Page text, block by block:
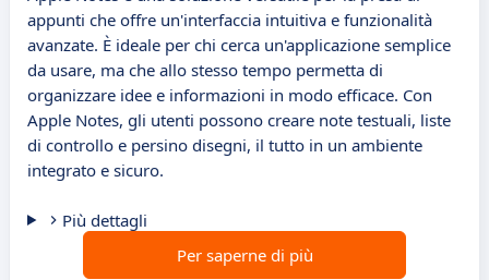
appunti che offre un'interfaccia intuitiva e funzionalità
avanzate. È ideale per chi cerca un'applicazione semplice
da usare, ma che allo stesso tempo permetta di
organizzare idee e informazioni in modo efficace. Con
Apple Notes, gli utenti possono creare note testuali, liste
di controllo e persino disegni, il tutto in un ambiente
integrato e sicuro.
Più dettagli
Per saperne di più